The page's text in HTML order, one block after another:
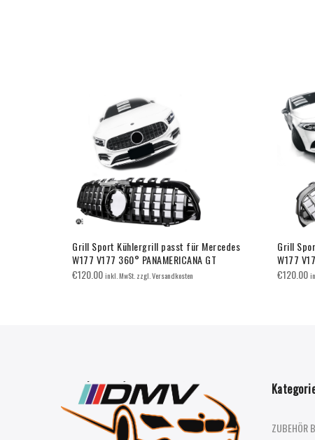
Grill Sport Kühlergrill passt für Mercedes
W177 V177 360° PANAMERICANA GT
€120.00inkl. MwSt. zzgl. Versandkosten
Grill
W177
€120.00
ZUBEHÖR